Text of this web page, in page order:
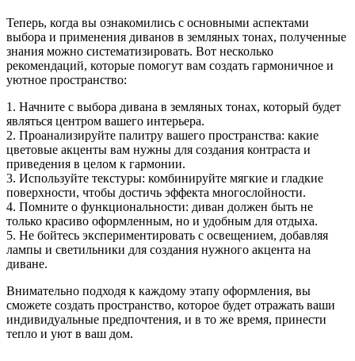
Теперь, когда вы ознакомились с основными аспектами
выбора и применения диванов в земляных тонах, полученные
знания можно систематизировать. Вот несколько
рекомендаций, которые помогут вам создать гармоничное и
уютное пространство:
1. Начните с выбора дивана в земляных тонах, который будет
являться центром вашего интерьера.
2. Проанализируйте палитру вашего пространства: какие
цветовые акценты вам нужны для создания контраста и
приведения в целом к гармонии.
3. Используйте текстуры: комбинируйте мягкие и гладкие
поверхности, чтобы достичь эффекта многослойности.
4. Помните о функциональности: диван должен быть не
только красиво оформленным, но и удобным для отдыха.
5. Не бойтесь экспериментировать с освещением, добавляя
лампы и светильники для создания нужного акцента на
диване.
Внимательно подходя к каждому этапу оформления, вы
сможете создать пространство, которое будет отражать ваши
индивидуальные предпочтения, и в то же время, принести
тепло и уют в ваш дом.